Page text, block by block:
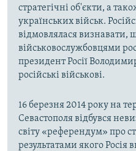
стратегічні об'єкти, а
українських військ.
відмовлялася визнавати,
військовослужбовцями
президент Росії
російські військові.
16 березня 2014 року на
Севастополя відбувся
світу «референдум» про
результатами якого